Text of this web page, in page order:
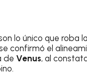
lo único que roba
confirmó el
de Venus, al